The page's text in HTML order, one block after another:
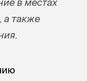
в местах
а также